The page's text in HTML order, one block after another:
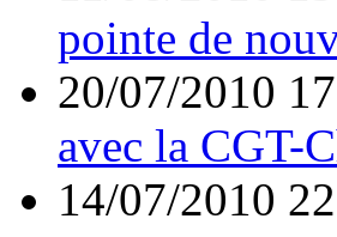
pointe de
20/07/2010
avec la CGT-
14/07/2010